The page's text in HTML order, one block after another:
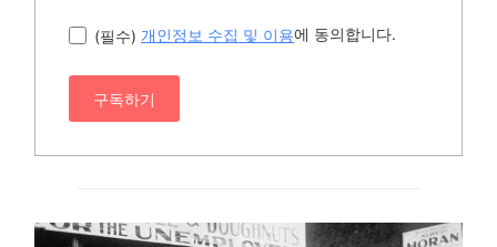
(필수) 개인정보 수집 및 이용에 동의합니다.
구독하기